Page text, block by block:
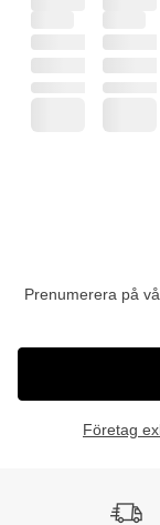
Prenumerera på
Företag